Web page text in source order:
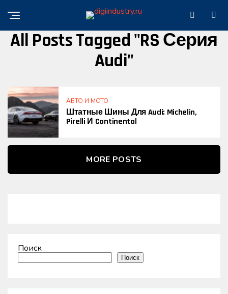
All Posts Tagged "RS Серия
Audi"
АВТО И МОТО
Штатные Шины Для Audi: Michelin,
Pirelli И Continental
MORE POSTS
Поиск
Поиск